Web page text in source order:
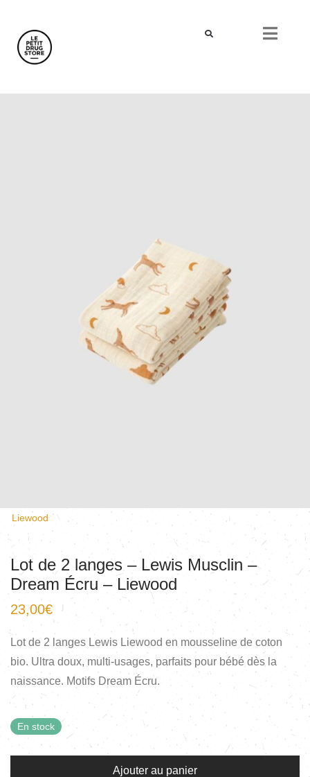
Liewood
Lot de 2 langes – Lewis Musclin –
Dream Écru – Liewood
23,00€
Lot de 2 langes Lewis Liewood en mousseline de coton
bio. Ultra doux, multi-usages, parfaits pour bébé dès la
naissance. Motifs Dream Écru.
En stock
Ajouter au panier